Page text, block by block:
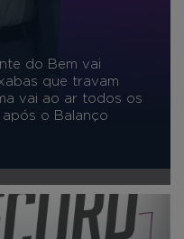
do Bem vai
que travam
vai ao ar todos os
após o Balanço